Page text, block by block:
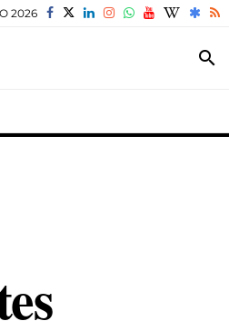
2026
search